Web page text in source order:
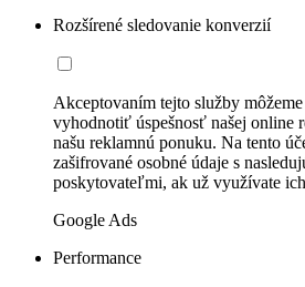
Rozšírené sledovanie konverzií
Akceptovaním tejto služby
vyhodnotiť úspešnosť našej online
našu reklamnú ponuku. Na tento
zašifrované osobné údaje s
poskytovateľmi, ak už využívate
Google Ads
Performance